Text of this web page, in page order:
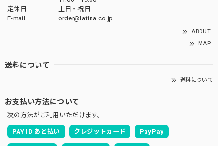
定休日
土日・祝日
E-mail
order@latina.co.jp
ABOUT
MAP
送料について
送料について
お支払い方法について
次の方法がご利用いただけます。
PAY ID あと払い クレジットカード PayPay